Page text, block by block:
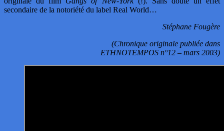
secondaire de la notoriété du label Real World…
Stéphane Fougère
(Chronique originale publiée dans
ETHNOTEMPOS n°12 – mars 2003)